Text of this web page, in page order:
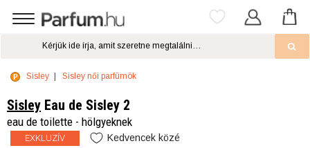
Sisley Sisley női parfümök
Sisley Eau de Sisley 2
eau de toilette - hölgyeknek
EXKLUZÍV Kedvencek közé